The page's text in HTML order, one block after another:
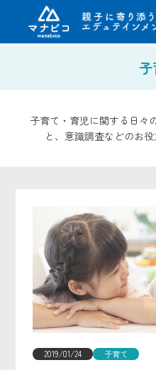
子育て・育児に関する日々
と、意識調査などのお
2019/01/24 子育て